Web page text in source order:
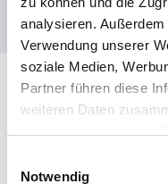
analysieren.
Verwendung unserer
soziale Medien,
Partner führen diese
weiteren Daten
Notwendig
Spezifikationen
Electrical